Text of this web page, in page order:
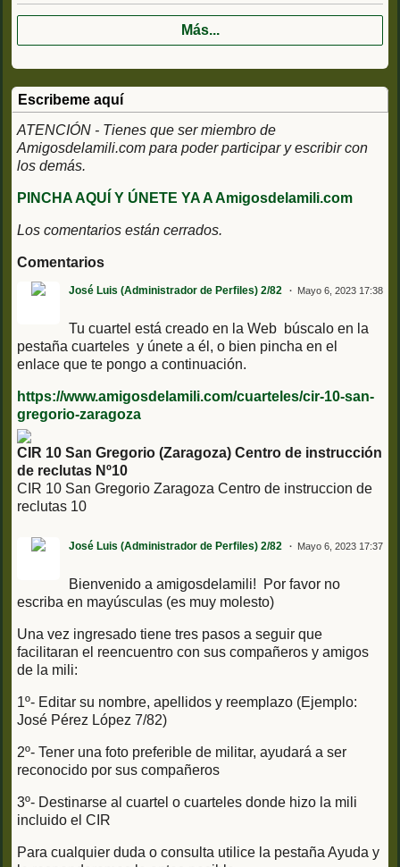
Más...
Escribeme aquí
ATENCIÓN - Tienes que ser miembro de
Amigosdelamili.com para poder participar y escribir con
los demás.
PINCHA AQUÍ Y ÚNETE YA A Amigosdelamili.com
Los comentarios están cerrados.
Comentarios
José Luis (Administrador de Perfiles) 2/82 Mayo 6, 2023 17:38
Tu cuartel está creado en la Web búscalo en la
pestaña cuarteles y únete a él, o bien pincha en el
enlace que te pongo a continuación.
https://www.amigosdelamili.com/cuarteles/cir-10-san-
gregorio-zaragoza
CIR 10 San Gregorio (Zaragoza) Centro de instrucción
de reclutas Nº10
CIR 10 San Gregorio Zaragoza Centro de instruccion de
reclutas 10
José Luis (Administrador de Perfiles) 2/82 Mayo 6, 2023 17:37
Bienvenido a amigosdelamili! Por favor no
escriba en mayúsculas (es muy molesto)
Una vez ingresado tiene tres pasos a seguir que
facilitaran el reencuentro con sus compañeros y amigos
de la mili:
1º- Editar su nombre, apellidos y reemplazo (Ejemplo:
José Pérez López 7/82)
2º- Tener una foto preferible de militar, ayudará a ser
reconocido por sus compañeros
3º- Destinarse al cuartel o cuarteles donde hizo la mili
incluido el CIR
Para cualquier duda o consulta utilice la pestaña Ayuda y